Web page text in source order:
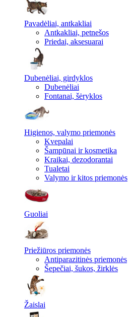
Pavadėliai, antkakliai
Antkakliai, petnešos
Priedai, aksesuarai
Dubenėliai, girdyklos
Dubenėliai
Fontanai, šėryklos
Higienos, valymo priemonės
Kvepalai
Šampūnai ir kosmetika
Kraikai, dezodorantai
Tualetai
Valymo ir kitos priemonės
Guoliai
Priežiūros priemonės
Antiparazitinės priemonės
Šepečiai, šukos, žirklės
Žaislai